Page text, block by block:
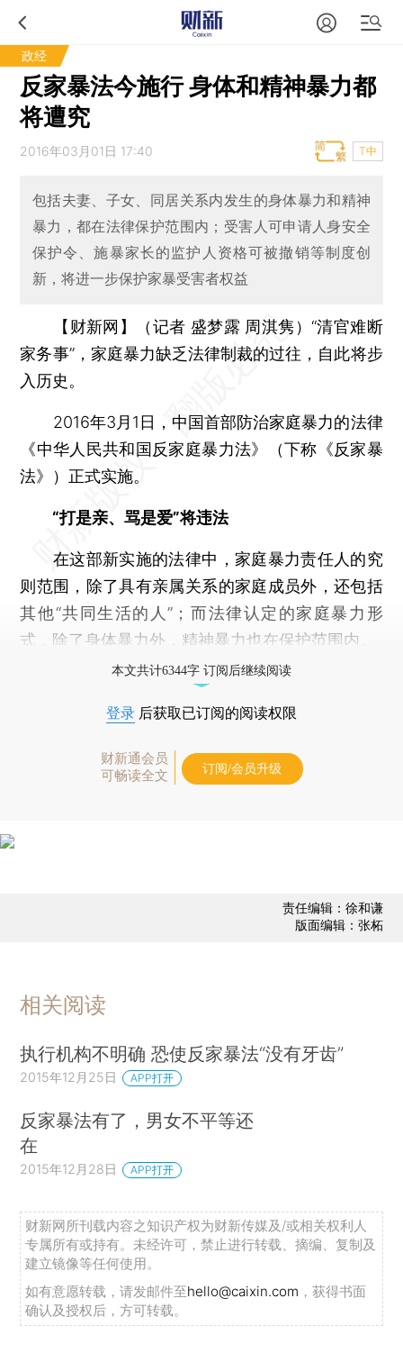
政经
反家暴法今施行 身体和精神暴力都
将遭究
2016年03月01日 17:40 T中
包括夫妻、子女、同居关系内发生的身体暴力和精神
暴力，都在法律保护范围内；受害人可申请人身安全
保护令、施暴家长的监护人资格可被撤销等制度创
新，将进一步保护家暴受害者权益
【财新网】（记者 盛梦露 周淇隽）“清官难断
家务事”，家庭暴力缺乏法律制裁的过往，自此将步
入历史。
2016年3月1日，中国首部防治家庭暴力的法律
《中华人民共和国反家庭暴力法》（下称《反家暴
法》）正式实施。
“打是亲、骂是爱”将违法
在这部新实施的法律中，家庭暴力责任人的究
则范围，除了具有亲属关系的家庭成员外，还包括
其他“共同生活的人”；而法律认定的家庭暴力形
式，除了身体暴力外，精神暴力也在保护范围内。
本文共计6344字 订阅后继续阅读
登录 后获取已订阅的阅读权限
财新通会员
可畅读全文
订阅/会员升级
责任编辑：徐和谦
版面编辑：张柘
相关阅读
执行机构不明确 恐使反家暴法“没有牙齿”
2015年12月25日 APP打开
反家暴法有了，男女不平等还
在
2015年12月28日 APP打开
财新网所刊载内容之知识产权为财新传媒及/或相关权利人
专属所有或持有。未经许可，禁止进行转载、摘编、复制及
建立镜像等任何使用。
如有意愿转载，请发邮件至hello@caixin.com ，获得书面
确认及授权后，方可转载。